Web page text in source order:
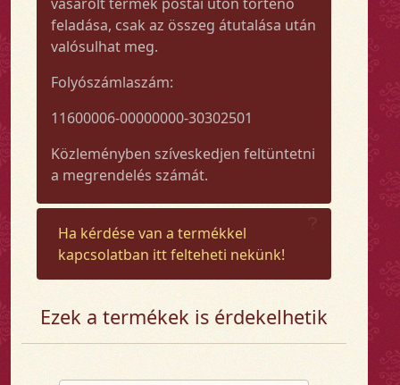
feladása, csak az összeg átutalása után
valósulhat meg.
Folyószámlaszám:
11600006-00000000-30302501
Közleményben szíveskedjen feltüntetni
a megrendelés számát.
Ha kérdése van a termékkel
kapcsolatban itt felteheti nekünk!
Ezek a termékek is érdekelhetik